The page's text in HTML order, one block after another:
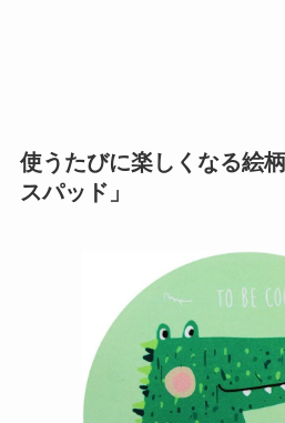
使うたびに楽しくなる絵
スパッド」